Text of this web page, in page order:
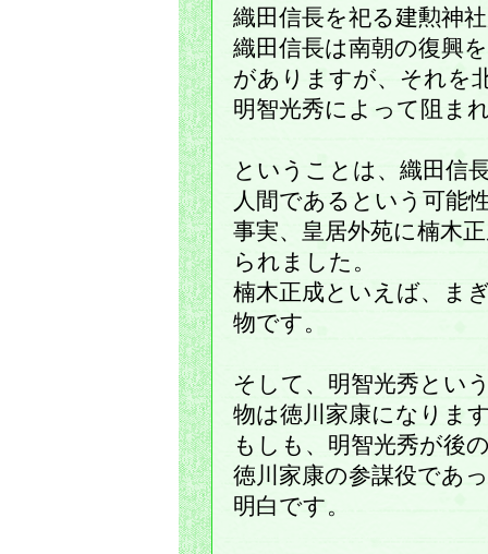
織田信長を祀る建勲神
織田信長は南朝の復興
がありますが、それを
明智光秀によって阻ま
ということは、織田信
人間であるという可能
事実、皇居外苑に楠木
られました。
楠木正成といえば、ま
物です。
そして、明智光秀とい
物は徳川家康になりま
もしも、明智光秀が後
徳川家康の参謀役であ
明白です。